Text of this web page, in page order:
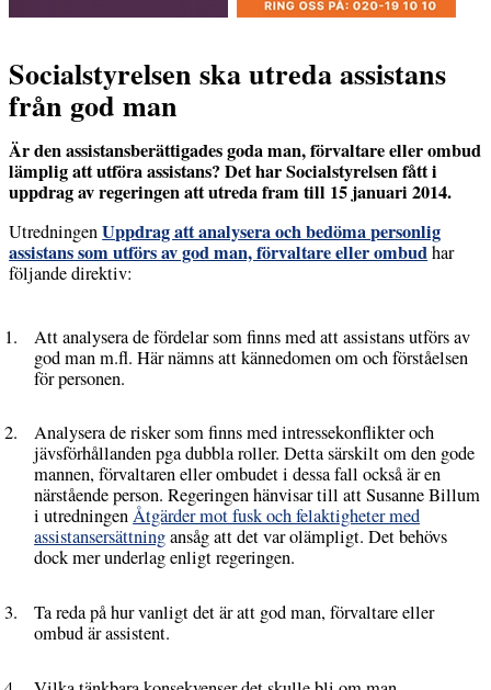
Socialstyrelsen ska utreda assistans
från god man
Är den assistansberättigades goda man, förvaltare eller ombud
lämplig att utföra assistans? Det har Socialstyrelsen fått i
uppdrag av regeringen att utreda fram till 15 januari 2014.
UtredningenUppdrag att analysera och bedöma personlig
assistans som utförs av god man, förvaltare eller ombudhar
följande direktiv:
Att analysera de fördelar som finns med att assistans utförs av
god man m.fl. Här nämns att kännedomen om och förståelsen
för personen.
Analysera de risker som finns med intressekonflikter och
jävsförhållanden pga dubbla roller. Detta särskilt om den gode
mannen, förvaltaren eller ombudet i dessa fall också är en
närstående person. Regeringen hänvisar till att Susanne Billum
i utredningenÅtgärder mot fusk och felaktigheter med
assistansersättningansåg att det var olämpligt. Det behövs
dock mer underlag enligt regeringen.
Ta reda på hur vanligt det är att god man, förvaltare eller
ombud är assistent.